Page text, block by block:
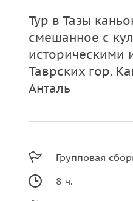
Тур в Тазы
смешанное с
историческими
Таврских гор.
Анталь
Групповая
8 ч.